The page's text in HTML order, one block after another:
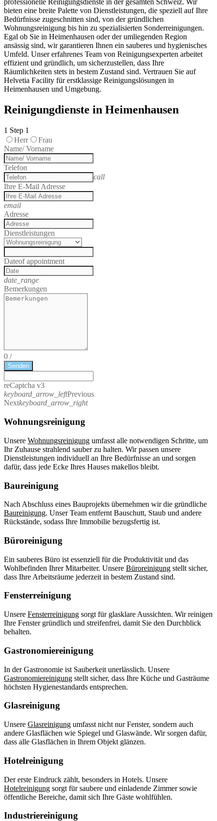
professionelle Reinigungsdienste in der gesamten Schweiz. Wir
bieten eine breite Palette von Dienstleistungen, die speziell auf Ihre
Bedürfnisse zugeschnitten sind, von der gründlichen
Wohnungsreinigung bis hin zu spezialisierten Sonderreinigungen.
Egal ob Sie in Heimenhausen oder der umliegenden Region
ansässig sind, wir garantieren Ihnen ein sauberes und hygienisches
Umfeld. Unser erfahrenes Team von Reinigungsexperten arbeitet
effizient und gründlich, um sicherzustellen, dass Ihre
Räumlichkeiten stets in bestem Zustand sind. Vertrauen Sie auf
Helvetia Facility für erstklassige Reinigungslösungen in
Heimenhausen und Umgebung.
Reinigungdienste in Heimenhausen
1 Step 1
Herr
Frau
Name/ Vorname
Telefon
call
Ihre E-Mail Adresse
email
Adresse
Dienstleistungen
Dateof appointment
date_range
Bemerkungen
0 /
Senden
reCaptcha v3
keyboard_arrow_leftPrevious
Nextkeyboard_arrow_right
Wohnungsreinigung
Unsere Wohnungsreinigung umfasst alle notwendigen Schritte, um
Ihr Zuhause strahlend sauber zu halten. Wir passen unsere
Dienstleistungen individuell an Ihre Bedürfnisse an und sorgen
dafür, dass jede Ecke Ihres Hauses makellos bleibt.
Baureinigung
Nach Abschluss eines Bauprojekts übernehmen wir die gründliche
Baureinigung. Unser Team entfernt Bauschutt, Staub und andere
Rückstände, sodass Ihre Immobilie bezugsfertig ist.
Büroreinigung
Ein sauberes Büro ist essenziell für die Produktivität und das
Wohlbefinden Ihrer Mitarbeiter. Unsere Büroreinigung stellt sicher,
dass Ihre Arbeitsräume jederzeit in bestem Zustand sind.
Fensterreinigung
Unsere Fensterreinigung sorgt für glasklare Aussichten. Wir reinigen
Ihre Fenster gründlich und streifenfrei, damit Sie den Durchblick
behalten.
Gastronomiereinigung
In der Gastronomie ist Sauberkeit unerlässlich. Unsere
Gastronomiereinigung stellt sicher, dass Ihre Küche und Gasträume
höchsten Hygienestandards entsprechen.
Glasreinigung
Unsere Glasreinigung umfasst nicht nur Fenster, sondern auch
andere Glasflächen wie Spiegel und Glaswände. Wir sorgen dafür,
dass alle Glasflächen in Ihrem Objekt glänzen.
Hotelreinigung
Der erste Eindruck zählt, besonders in Hotels. Unsere
Hotelreinigung sorgt für saubere und einladende Zimmer sowie
öffentliche Bereiche, damit sich Ihre Gäste wohlfühlen.
Industriereinigung